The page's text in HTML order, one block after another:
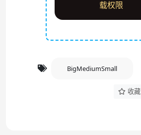
载权限
BigMediumSmall
收藏